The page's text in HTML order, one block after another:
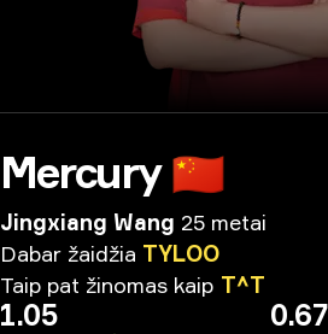
Mercury 🇨🇳
Jingxiang Wang 25 metai
Dabar žaidžia TYLOO
Taip pat žinomas kaip T^T
1.05 0.67